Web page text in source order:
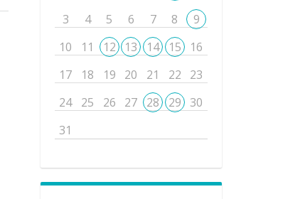
3
4 5 6 7 8
9
10
11 12 13 14 15
16
17
18 19 20 21 22
23
24
25 26 27 28 29
30
31